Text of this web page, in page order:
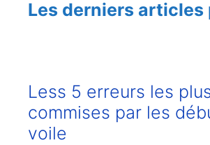
Les derniers articles
Less 5 erreurs les
commises par les
voile